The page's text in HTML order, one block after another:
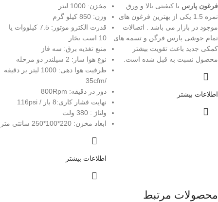
فرغون پارس با کیفیتی بالا و ورق
نمره 1.5 یکی از بهترین فرغون های
موجود در بازار می باشد . اتصالات
تمام جوشی پارس فرگن و تسمه های
کمکی جدید باعث تقویت بیشتر
محصول نسبت به قبل شده است.
اطلاعات بیشتر
مخزن: 1000 لیتر
وزن: 850 کیلو گرم
قدرت الکترو موتور: 7.5 کیلووات یا
10 اسب بخار
منبع تغذیه برق: سه فاز
نوع هوا ساز: 2 سیلندر دو مرحله
ظرفیت هوا دهی: 1000 لیتر بر دقیقه
/35cfm
دور در دقیقه: 800Rpm
نهایت فشار کاری:8 بار / 116psi
ولتاژ : 380 ولت
ابعاد مخزن: 220*100*250 سانتی متر
اطلاعات بیشتر
محصولات مرتبط